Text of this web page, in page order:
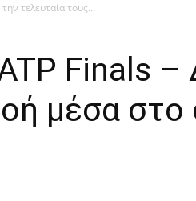
τελευταία τους...
Finals
μέσα στο